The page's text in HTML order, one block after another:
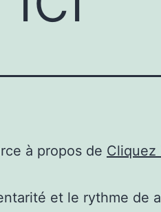
à propos de Cliquez
et le rythme de